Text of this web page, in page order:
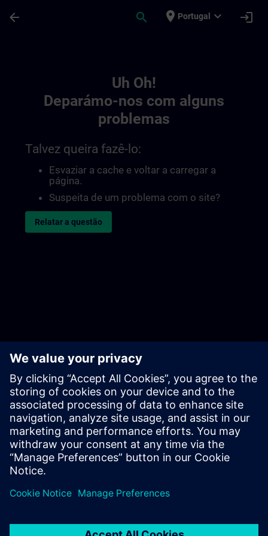
arrow_back search place Portugal expand_more login
Uh Oh!
Deparámo-nos com alguns
problemas
Talvez queira fazê-lo:
Esvaziar a cache e voltar a carregar a
página.
Suspeita de um problema com o site?
Relatar a questão